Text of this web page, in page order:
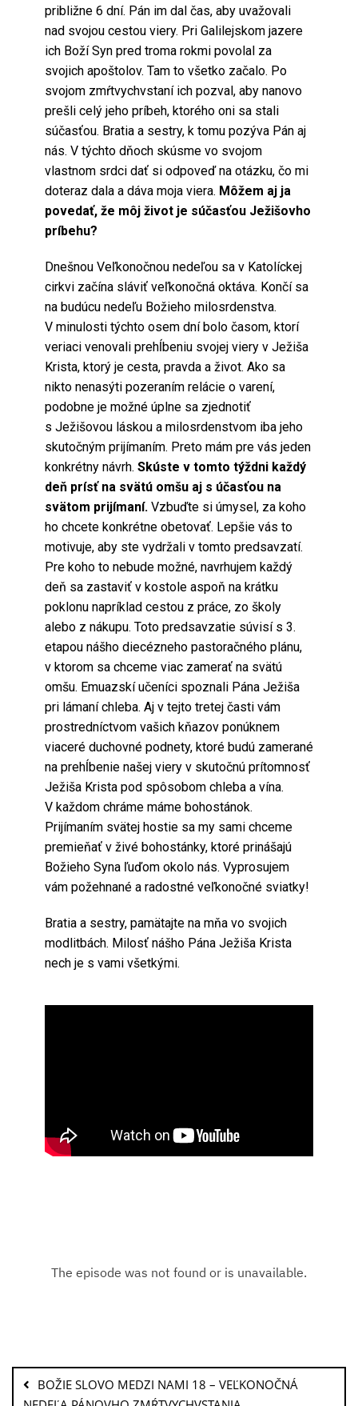
približne 6 dní. Pán im dal čas, aby uvažovali
nad svojou cestou viery. Pri Galilejskom jazere
ich Boží Syn pred troma rokmi povolal za
svojich apoštolov. Tam to všetko začalo. Po
svojom zmŕtvychvstaní ich pozval, aby nanovo
prešli celý jeho príbeh, ktorého oni sa stali
súčasťou. Bratia a sestry, k tomu pozýva Pán aj
nás. V týchto dňoch skúsme vo svojom
vlastnom srdci dať si odpoveď na otázku, čo mi
doteraz dala a dáva moja viera. Môžem aj ja
povedať, že môj život je súčasťou Ježišovho
príbehu?
Dnešnou Veľkonočnou nedeľou sa v Katolíckej
cirkvi začína sláviť veľkonočná oktáva. Končí sa
na budúcu nedeľu Božieho milosrdenstva.
V minulosti týchto osem dní bolo časom, ktorí
veriaci venovali prehĺbeniu svojej viery v Ježiša
Krista, ktorý je cesta, pravda a život. Ako sa
nikto nenasýti pozeraním relácie o varení,
podobne je možné úplne sa zjednotiť
s Ježišovou láskou a milosrdenstvom iba jeho
skutočným prijímaním. Preto mám pre vás jeden
konkrétny návrh. Skúste v tomto týždni každý
deň prísť na svätú omšu aj s účasťou na
svätom prijímaní. Vzbuďte si úmysel, za koho
ho chcete konkrétne obetovať. Lepšie vás to
motivuje, aby ste vydržali v tomto predsavzatí.
Pre koho to nebude možné, navrhujem každý
deň sa zastaviť v kostole aspoň na krátku
poklonu napríklad cestou z práce, zo školy
alebo z nákupu. Toto predsavzatie súvisí s 3.
etapou nášho diecézneho pastoračného plánu,
v ktorom sa chceme viac zamerať na svätú
omšu. Emuazskí učeníci spoznali Pána Ježiša
pri lámaní chleba. Aj v tejto tretej časti vám
prostredníctvom vašich kňazov ponúknem
viaceré duchovné podnety, ktoré budú zamerané
na prehĺbenie našej viery v skutočnú prítomnosť
Ježiša Krista pod spôsobom chleba a vína.
V každom chráme máme bohostánok.
Prijímaním svätej hostie sa my sami chceme
premieňať v živé bohostánky, ktoré prinášajú
Božieho Syna ľuďom okolo nás. Vyprosujem
vám požehnané a radostné veľkonočné sviatky!
Bratia a sestry, pamätajte na mňa vo svojich
modlitbách. Milosť nášho Pána Ježiša Krista
nech je s vami všetkými.
BOŽIE SLOVO MEDZI NAMI 18 – VEĽKONOČNÁ